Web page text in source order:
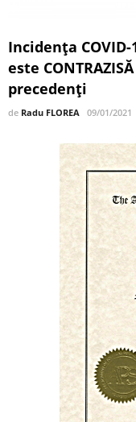
Incidența
este
precedenți
de Radu FLOREA 09/01/2021